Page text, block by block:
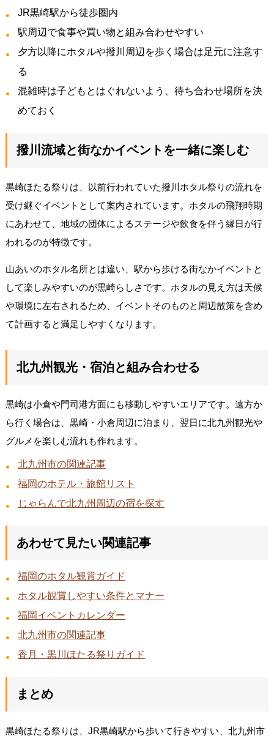
JR黒崎駅から徒歩圏内
駅周辺で食事や買い物と組み合わせやすい
夕方以降にホタルや撥川周辺を歩く場合は足元に注意す
る
混雑時は子どもとはぐれないよう、待ち合わせ場所を決
めておく
撥川流域と街なかイベントを一緒に楽しむ
黒崎ほたる祭りは、以前行われていた撥川ホタル祭りの流れを
受け継ぐイベントとして案内されています。ホタルの飛翔時期
にあわせて、地域の団体によるステージや飲食を伴う縁日が行
われるのが特徴です。
山あいのホタル名所とは違い、駅から歩ける街なかイベントと
して楽しみやすいのが黒崎らしさです。ホタルの見え方は天候
や環境に左右されるため、イベントそのものと周辺散策を含め
て計画すると満足しやすくなります。
北九州観光・宿泊と組み合わせる
黒崎は小倉や門司港方面にも移動しやすいエリアです。遠方か
ら行く場合は、黒崎・小倉周辺に泊まり、翌日に北九州観光や
グルメを楽しむ流れも作れます。
北九州市の関連記事
福岡のホテル・旅館リスト
じゃらんで北九州周辺の宿を探す
あわせて見たい関連記事
福岡のホタル観賞ガイド
ホタル観賞しやすい条件とマナー
福岡イベントカレンダー
北九州市の関連記事
香月・黒川ほたる祭りガイド
まとめ
黒崎ほたる祭りは、JR黒崎駅から歩いて行きやすい、北九州市